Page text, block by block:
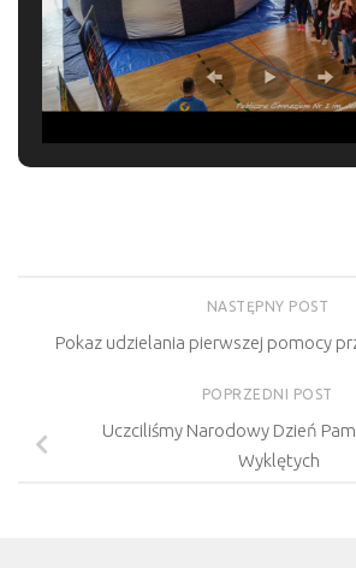
NASTĘPNY POST
Pokaz udzielania pierwszej pomocy
POPRZEDNI POST
Uczciliśmy Narodowy Dzień
Wyklętych